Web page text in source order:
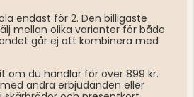
endast för 2. Den billigaste
mellan olika varianter för både
går ej att kombinera med
om du handlar för över 899 kr.
andra erbjudanden eller